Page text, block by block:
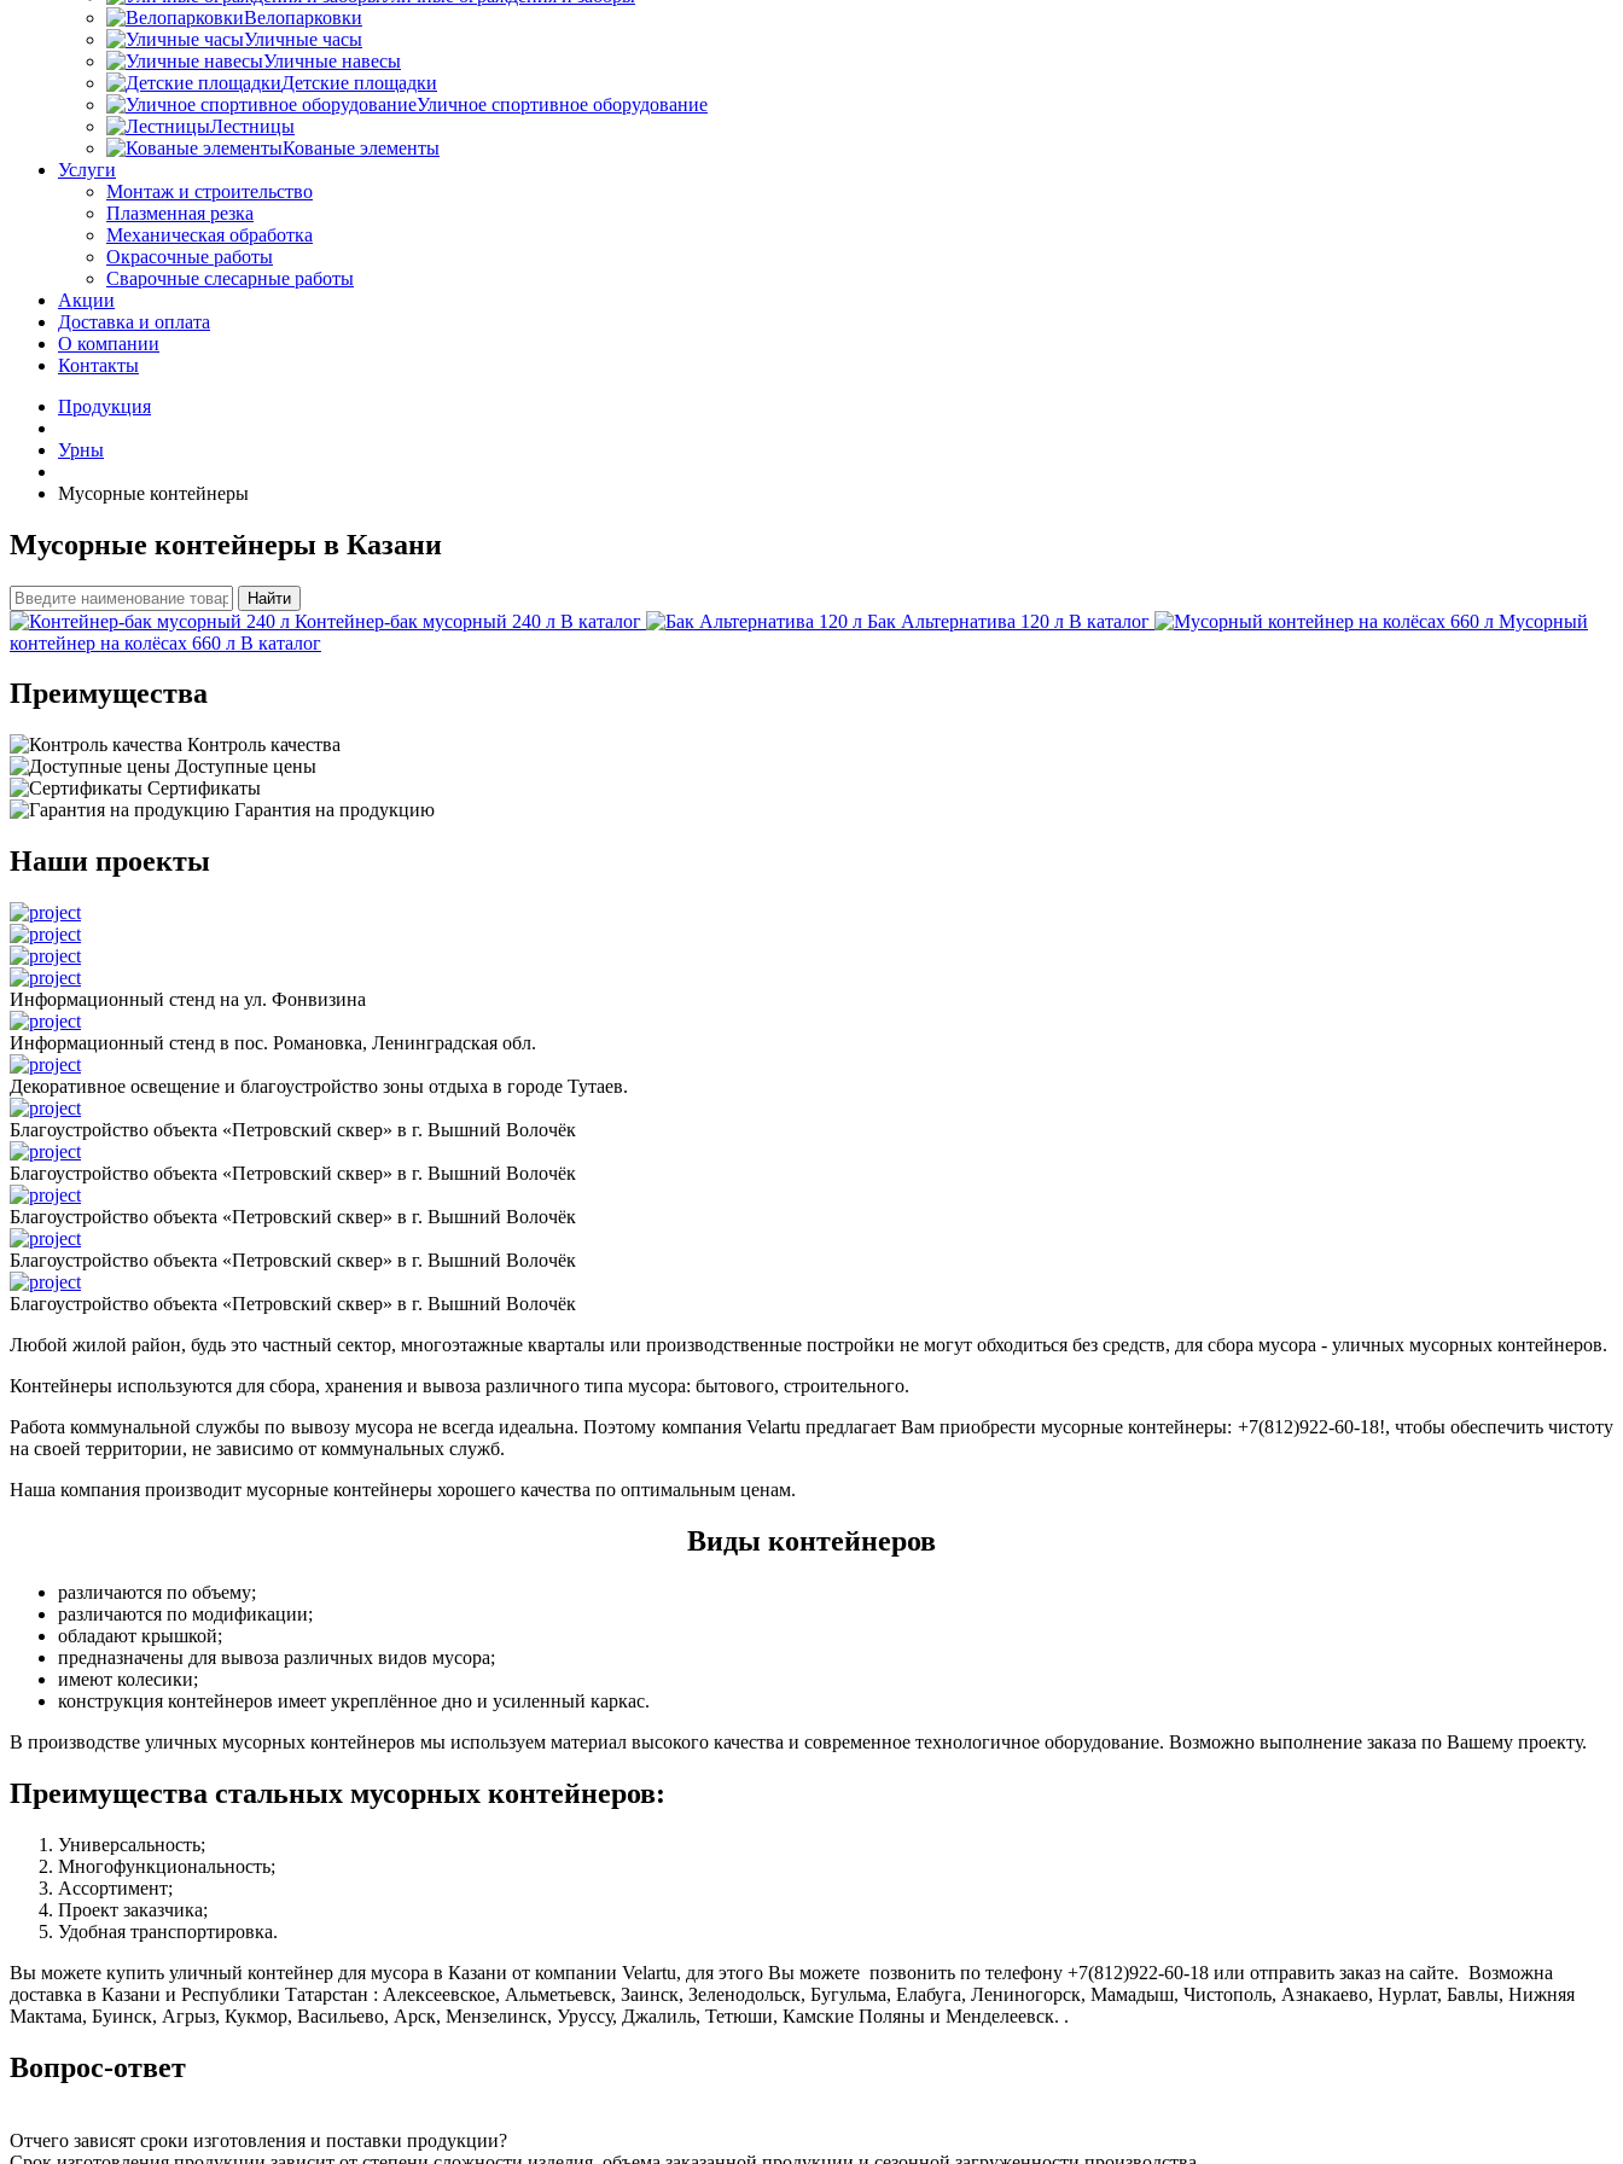
Велопарковки
Уличные часы
Уличные навесы
Детские площадки
Уличное спортивное оборудование
Лестницы
Кованые элементы
Услуги
Монтаж и строительство
Плазменная резка
Механическая обработка
Окрасочные работы
Сварочные слесарные работы
Акции
Доставка и оплата
О компании
Контакты
Продукция
Урны
Мусорные контейнеры
Мусорные контейнеры в Казани
Найти
Контейнер-бак мусорный 240 л В каталог Бак Альтернатива 120 л В каталог
Мусорный
контейнер на колёсах 660 л В каталог
Преимущества
Контроль качества
Доступные цены
Сертификаты
Гарантия на продукцию
Наши проекты
Информационный стенд на ул. Фонвизина
Информационный стенд в пос. Романовка, Ленинградская обл.
Декоративное освещение и благоустройство зоны отдыха в городе Тутаев.
Благоустройство объекта «Петровский сквер» в г. Вышний Волочёк
Благоустройство объекта «Петровский сквер» в г. Вышний Волочёк
Благоустройство объекта «Петровский сквер» в г. Вышний Волочёк
Благоустройство объекта «Петровский сквер» в г. Вышний Волочёк
Благоустройство объекта «Петровский сквер» в г. Вышний Волочёк
Любой жилой район, будь это частный сектор, многоэтажные кварталы или производственные постройки не могут обходиться без средств, для сбора мусора - уличных мусорных контейнеров.
Контейнеры используются для сбора, хранения и вывоза различного типа мусора: бытового, строительного.
Работа коммунальной службы по вывозу мусора не всегда идеальна. Поэтому компания Velartu предлагает Вам приобрести мусорные контейнеры: +7(812)922-60-18!, чтобы обеспечить чистоту
на своей территории, не зависимо от коммунальных служб.
Наша компания производит мусорные контейнеры хорошего качества по оптимальным ценам.
Виды контейнеров
различаются по объему;
различаются по модификации;
обладают крышкой;
предназначены для вывоза различных видов мусора;
имеют колесики;
конструкция контейнеров имеет укреплённое дно и усиленный каркас.
В производстве уличных мусорных контейнеров мы используем материал высокого качества и современное технологичное оборудование. Возможно выполнение заказа по Вашему проекту.
Преимущества стальных мусорных контейнеров:
Универсальность;
Многофункциональность;
Ассортимент;
Проект заказчика;
Удобная транспортировка.
Вы можете купить уличный контейнер для мусора в Казани от компании Velartu, для этого Вы можете позвонить по телефону +7(812)922-60-18 или отправить заказ на сайте. Возможна
доставка в Казани и Республики Татарстан : Алексеевское, Альметьевск, Заинск, Зеленодольск, Бугульма, Елабуга, Лениногорск, Мамадыш, Чистополь, Азнакаево, Нурлат, Бавлы, Нижняя
Мактама, Буинск, Агрыз, Кукмор, Васильево, Арск, Мензелинск, Уруссу, Джалиль, Тетюши, Камские Поляны и Менделеевск. .
Вопрос-ответ
Отчего зависят сроки изготовления и поставки продукции?